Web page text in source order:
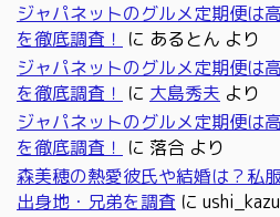
ジャパネットのグルメ定期便は
を徹底調査！ に あるとん より
ジャパネットのグルメ定期便は
を徹底調査！ に 大島秀夫 より
ジャパネットのグルメ定期便は
を徹底調査！ に 落合 より
森美穂の熱愛彼氏や結婚は？私
出身地・兄弟を調査 に ushi_kazu